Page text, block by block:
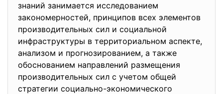
знаний занимается исследованием
закономерностей, принципов всех элементов
производительных сил и социальной
инфраструктуры в территориальном аспекте,
анализом и прогнозированием, а также
обоснованием направлений размещения
производительных сил с учетом общей
стратегии социально-экономического